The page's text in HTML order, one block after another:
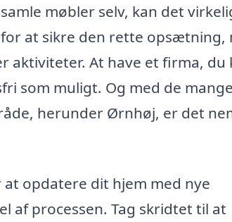
møbler selv, kan det
at sikre den rette opsætning,
aktiviteter. At have et firma, du
som muligt. Og med de mange
herunder Ørnhøj, er det
opdatere dit hjem med nye
af processen. Tag skridtet til at